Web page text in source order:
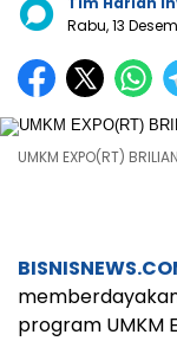
Rabu, 13
UMKM EXPO(RT)
program UMKM